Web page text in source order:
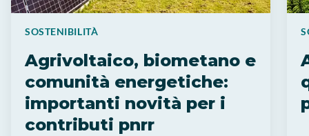
SOSTENIBILITÀ
Agrivoltaico, biometano e
comunità energetiche:
importanti novità per i
contributi pnrr